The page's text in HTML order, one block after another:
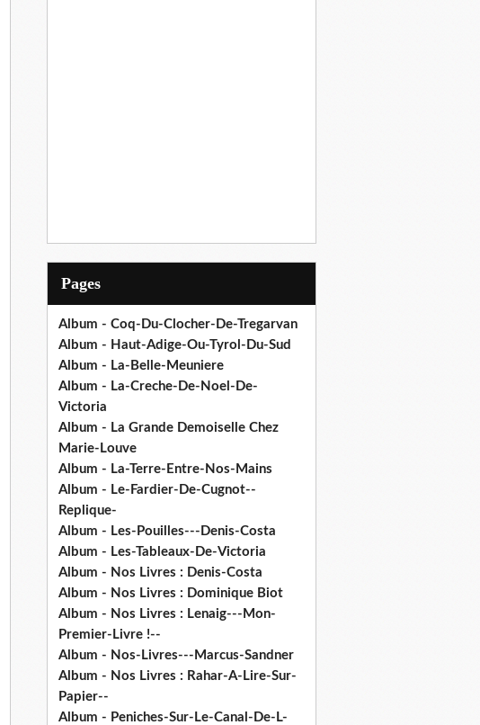
Pages
Album - Coq-Du-Clocher-De-Tregarvan
Album - Haut-Adige-Ou-Tyrol-Du-Sud
Album - La-Belle-Meuniere
Album - La-Creche-De-Noel-De-
Victoria
Album - La Grande Demoiselle Chez
Marie-Louve
Album - La-Terre-Entre-Nos-Mains
Album - Le-Fardier-De-Cugnot--
Replique-
Album - Les-Pouilles---Denis-Costa
Album - Les-Tableaux-De-Victoria
Album - Nos Livres : Denis-Costa
Album - Nos Livres : Dominique Biot
Album - Nos Livres : Lenaig---Mon-
Premier-Livre !--
Album - Nos-Livres---Marcus-Sandner
Album - Nos Livres : Rahar-A-Lire-Sur-
Papier--
Album - Peniches-Sur-Le-Canal-De-L-